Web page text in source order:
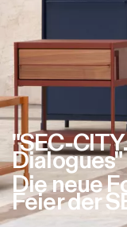
"SEC-
Dialogues"
Die neue
Feier der